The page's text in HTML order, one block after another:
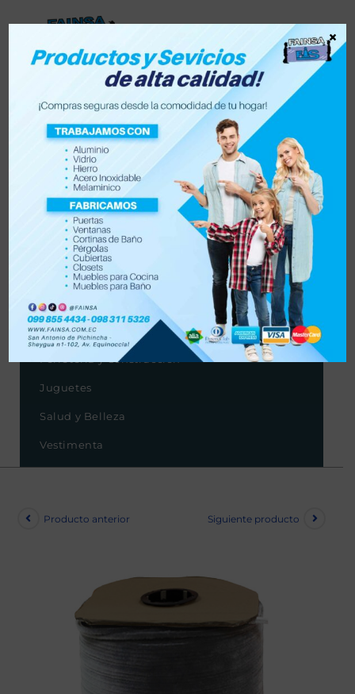
Lista de deseos
0
Tienda
Accesorios para vehículo y moto
Accesorios de hogar
Electrónica
Ferretería y Construcción
Juguetes
Salud y Belleza
Vestimenta
Producto anterior Siguiente producto
×